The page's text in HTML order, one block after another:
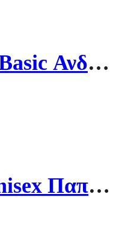
Pepe Jeans Joe Basic Ανδρικό Παπούτσι PMS00048-869 Καφέ
New Balance Unisex Παπούτσι BB480LBA Λευκό/Μάυρο